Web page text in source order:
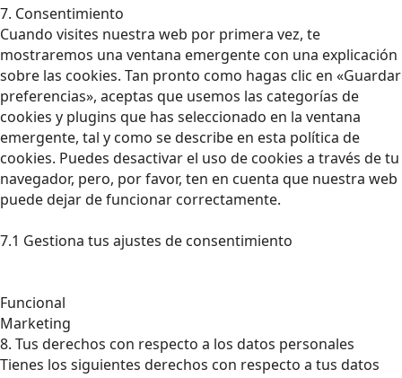
7. Consentimiento
Cuando visites nuestra web por primera vez, te
mostraremos una ventana emergente con una explicación
sobre las cookies. Tan pronto como hagas clic en «Guardar
preferencias», aceptas que usemos las categorías de
cookies y plugins que has seleccionado en la ventana
emergente, tal y como se describe en esta política de
cookies. Puedes desactivar el uso de cookies a través de tu
navegador, pero, por favor, ten en cuenta que nuestra web
puede dejar de funcionar correctamente.
7.1 Gestiona tus ajustes de consentimiento
Funcional
Marketing
8. Tus derechos con respecto a los datos personales
Tienes los siguientes derechos con respecto a tus datos